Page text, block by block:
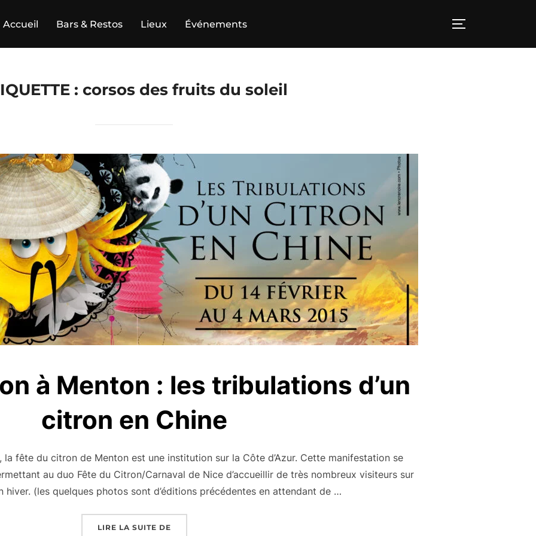
Accueil Bars & Restos Lieux Événements PERMUTER
: corsos des fruits du soleil
à Menton : les tribulations d’un
citron en Chine
la fête du citron de Menton est une institution sur la Côte d’Azur. Cette manifestation se
au duo Fête du Citron/Carnaval de Nice d’accueillir de très nombreux visiteurs sur
hiver. (les quelques photos sont d’éditions précédentes en attendant de …
LIRE LA SUITE DE« FÊTE DU CITRON À MENTON : LES TRIBULATIONS D’UN CITRON EN CHINE »